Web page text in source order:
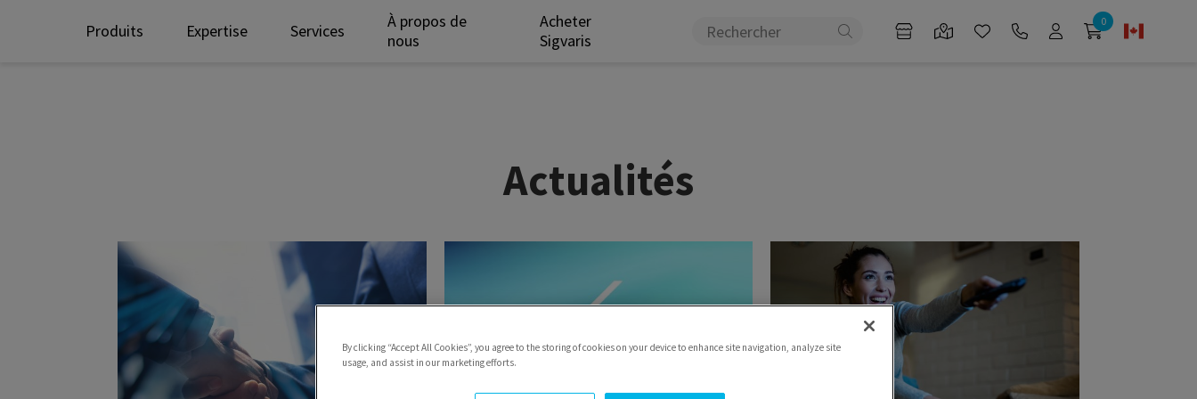
Produits Expertise Services
À propos de
nous
Acheter
Sigvaris
0
Actualités
By clicking “Accept All Cookies”, you agree to the storing of cookies on your device to enhance site navigation, analyze site
usage, and assist in our marketing efforts.